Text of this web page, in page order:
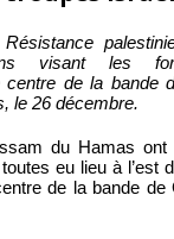
visant les
centre de la bande
le 26 décembre.
du Hamas ont
eu lieu à l’est
de la bande